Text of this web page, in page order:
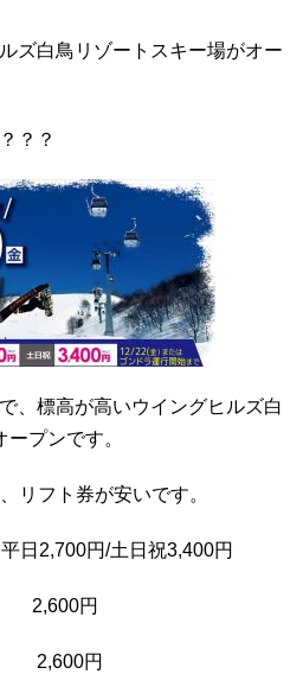
ズ白鳥リゾートスキー場がオー
？？
、標高が高いウイングヒルズ白
プンです。
リフト券が安いです。
日2,700円/土日祝3,400円
円
円